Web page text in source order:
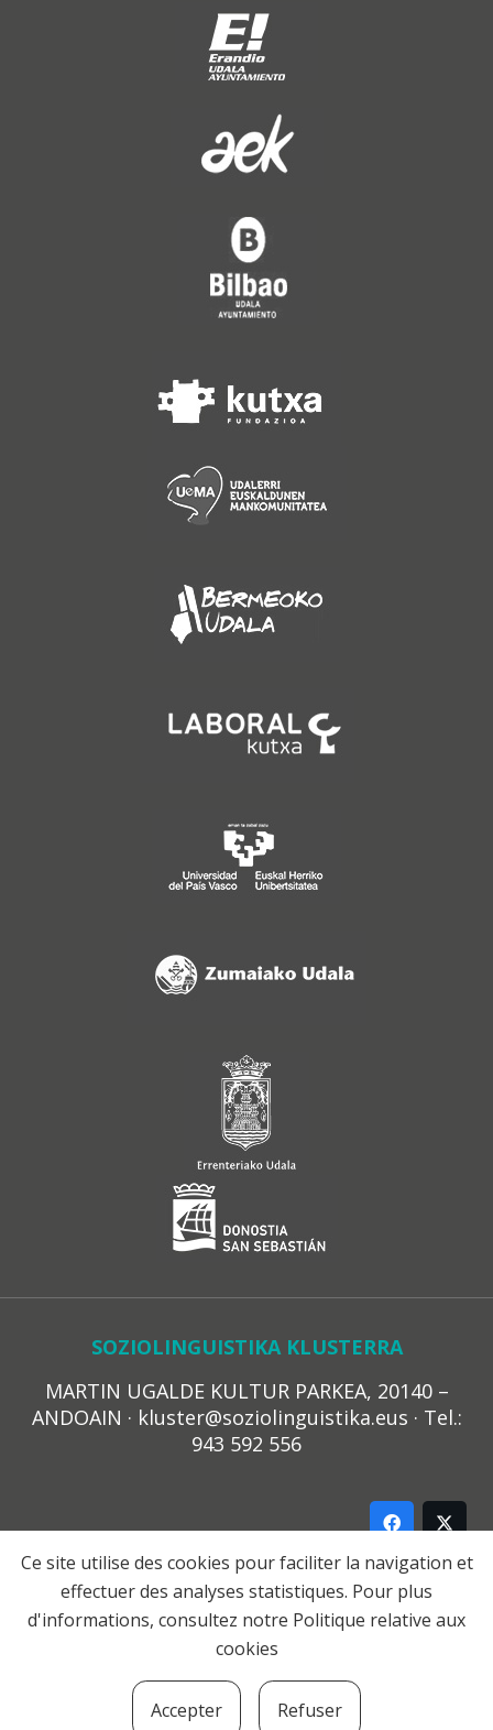
SOZIOLINGUISTIKA KLUSTERRA
MARTIN UGALDE KULTUR PARKEA, 20140 –
ANDOAIN · kluster@soziolinguistika.eus · Tel.:
943 592 556
LEGE OHARRA
PRIBATUTASUN POLITIKA
COOKIE-EN POLITIKA
Ce site utilise des cookies pour faciliter la navigation et
effectuer des analyses statistiques. Pour plus
d'informations, consultez notre Politique relative aux
cookies
Accepter Refuser